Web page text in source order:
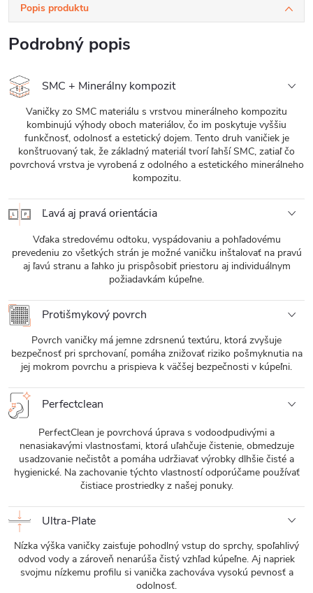
Popis produktu
Podrobný popis
SMC + Minerálny kompozit
Vaničky zo SMC materiálu s vrstvou minerálneho kompozitu
kombinujú výhody oboch materiálov, čo im poskytuje vyššiu
funkčnosť, odolnosť a estetický dojem. Tento druh vaničiek je
konštruovaný tak, že základný materiál tvorí ľahší SMC, zatiaľ čo
povrchová vrstva je vyrobená z odolného a estetického minerálneho
kompozitu.
Ľavá aj pravá orientácia
Vďaka stredovému odtoku, vyspádovaniu a pohľadovému
prevedeniu zo všetkých strán je možné vaničku inštalovať na pravú
aj ľavú stranu a ľahko ju prispôsobiť priestoru aj individuálnym
požiadavkám kúpeľne.
Protišmykový povrch
Povrch vaničky má jemne zdrsnenú textúru, ktorá zvyšuje
bezpečnosť pri sprchovaní, pomáha znižovať riziko pošmyknutia na
jej mokrom povrchu a prispieva k väčšej bezpečnosti v kúpeľni.
Perfectclean
PerfectClean je povrchová úprava s vodoodpudivými a
nenasiakavými vlastnosťami, ktorá uľahčuje čistenie, obmedzuje
usadzovanie nečistôt a pomáha udržiavať výrobky dlhšie čisté a
hygienické. Na zachovanie týchto vlastností odporúčame používať
čistiace prostriedky z našej ponuky.
Ultra-Plate
Nízka výška vaničky zaisťuje pohodlný vstup do sprchy, spoľahlivý
odvod vody a zároveň nenarúša čistý vzhľad kúpeľne. Aj napriek
svojmu nízkemu profilu si vanička zachováva vysokú pevnosť a
odolnosť.